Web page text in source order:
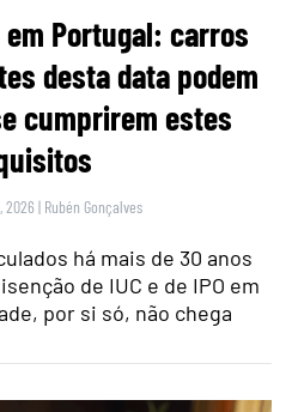
em Portugal: carros
desta data podem
cumprirem estes
2026 | Rubén Gonçalves
há mais de 30 anos
de IUC e de IPO em
por si só, não chega